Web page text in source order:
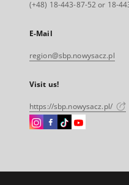
(+48) 18-443-87-52 or 18-
E-Mail
region@sbp.nowysacz.pl
Visit us!
https://sbp.nowysacz.pl/
Instagram
open
Facebook
open
Instagram
open
Instagram
open